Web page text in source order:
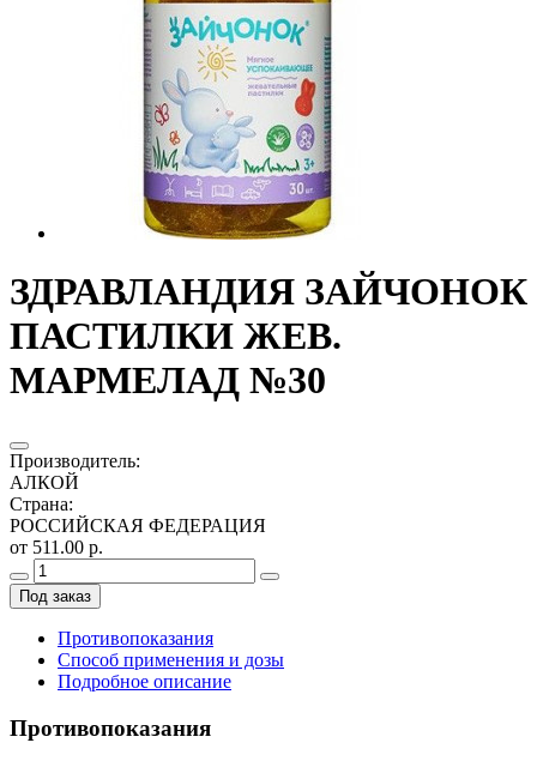
ЗДРАВЛАНДИЯ ЗАЙЧОНОК
ПАСТИЛКИ ЖЕВ.
МАРМЕЛАД №30
Производитель:
АЛКОЙ
Страна:
РОССИЙСКАЯ ФЕДЕРАЦИЯ
от 511.00 р.
Под заказ
Противопоказания
Способ применения и дозы
Подробное описание
Противопоказания